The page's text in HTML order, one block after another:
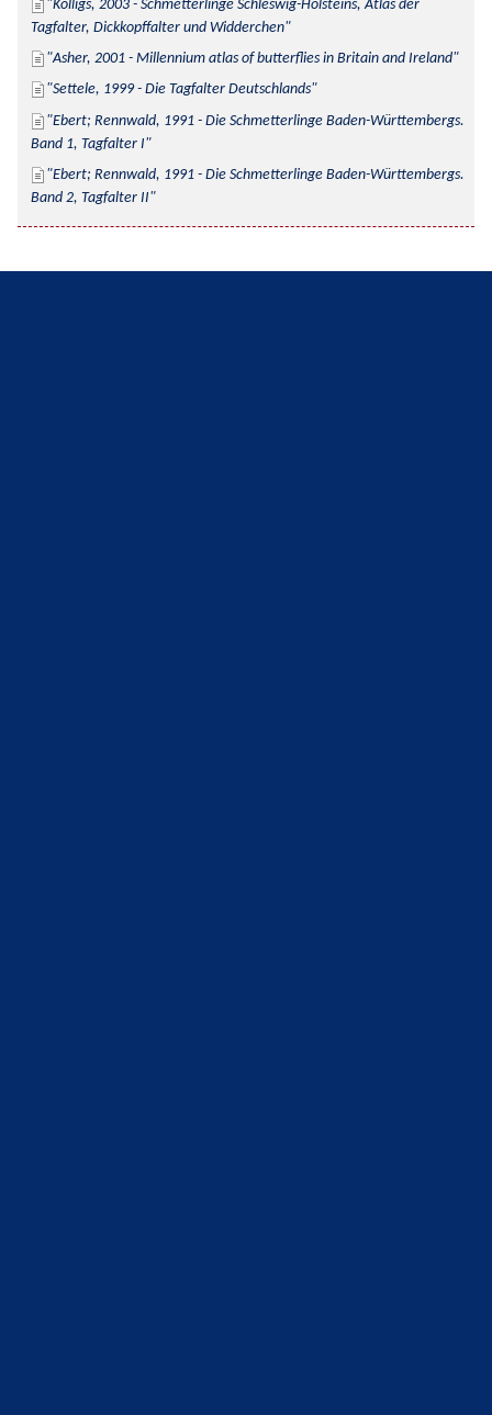
Kolligs, 2003 - Schmetterlinge Schleswig-Holsteins, Atlas der
Tagfalter, Dickkopffalter und Widderchen
Asher, 2001 - Millennium atlas of butterflies in Britain and Ireland
Settele, 1999 - Die Tagfalter Deutschlands
Ebert; Rennwald, 1991 - Die Schmetterlinge Baden-Württembergs.
Band 1, Tagfalter I
Ebert; Rennwald, 1991 - Die Schmetterlinge Baden-Württembergs.
Band 2, Tagfalter II